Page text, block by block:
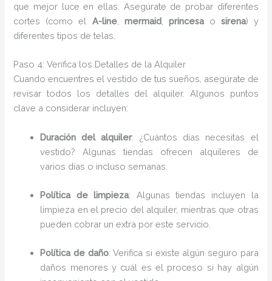
que mejor luce en ellas. Asegúrate de probar diferentes
cortes (como el A-line, mermaid, princesao sirena) y
diferentes tipos de telas.
Paso 4: Verifica los Detalles de la Alquiler
Cuando encuentres el vestido de tus sueños, asegúrate de
revisar todos los detalles del alquiler. Algunos puntos
clave a considerar incluyen:
Duración del alquiler: ¿Cuántos días necesitas el
vestido? Algunas tiendas ofrecen alquileres de
varios días o incluso semanas.
Política de limpieza: Algunas tiendas incluyen la
limpieza en el precio del alquiler, mientras que otras
pueden cobrar un extra por este servicio.
Política de daño: Verifica si existe algún seguro para
daños menores y cuál es el proceso si hay algún